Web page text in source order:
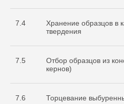
7.4
Хранение образцов в
твердения
7.5
Отбор образцов из
кернов)
7.6 Торцевание